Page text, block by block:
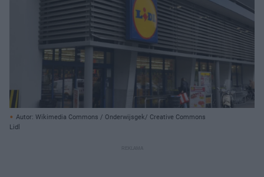
Autor: Wikimedia Commons / Onderwijsgek/ Creative Commons
Lidl